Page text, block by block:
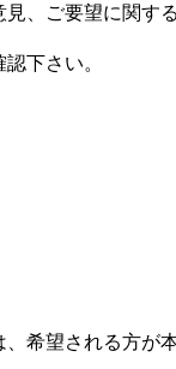
、ご要望に関
下さい。
希望される方が